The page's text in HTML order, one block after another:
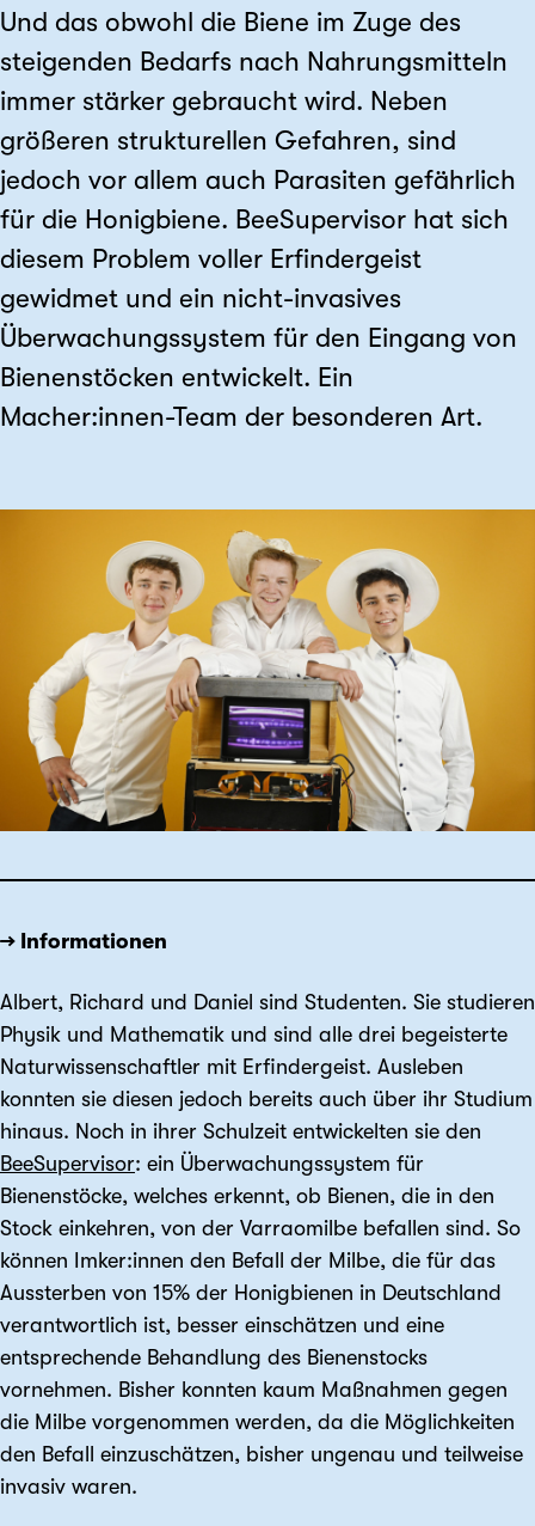
Und das obwohl die Biene im Zuge des
steigenden Bedarfs nach Nahrungsmitteln
immer stärker gebraucht wird. Neben
größeren strukturellen Gefahren, sind
jedoch vor allem auch Parasiten gefährlich
für die Honigbiene. BeeSupervisor hat sich
diesem Problem voller Erfindergeist
gewidmet und ein nicht-invasives
Überwachungssystem für den Eingang von
Bienenstöcken entwickelt. Ein
Macher:innen-Team der besonderen Art.
→ Informationen
Albert, Richard und Daniel sind Studenten. Sie studieren
Physik und Mathematik und sind alle drei begeisterte
Naturwissenschaftler mit Erfindergeist. Ausleben
konnten sie diesen jedoch bereits auch über ihr Studium
hinaus. Noch in ihrer Schulzeit entwickelten sie den
BeeSupervisor: ein Überwachungssystem für
Bienenstöcke, welches erkennt, ob Bienen, die in den
Stock einkehren, von der Varraomilbe befallen sind. So
können Imker:innen den Befall der Milbe, die für das
Aussterben von 15% der Honigbienen in Deutschland
verantwortlich ist, besser einschätzen und eine
entsprechende Behandlung des Bienenstocks
vornehmen. Bisher konnten kaum Maßnahmen gegen
die Milbe vorgenommen werden, da die Möglichkeiten
den Befall einzuschätzen, bisher ungenau und teilweise
invasiv waren.